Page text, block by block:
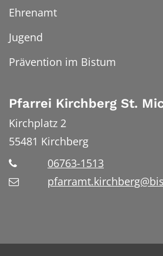
Ehrenamt
Jugend
Prävention im Bistum
Pfarrei Kirchberg St.
Kirchplatz 2
55481 Kirchberg
06763-1513